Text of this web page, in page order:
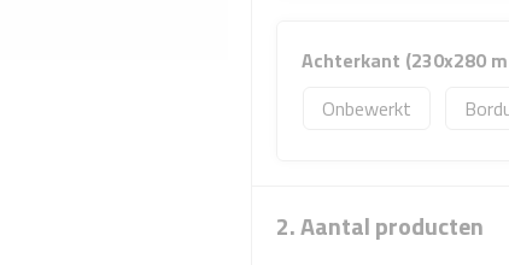
Achterkant (230x280
Onbewerkt
2. Aantal producten